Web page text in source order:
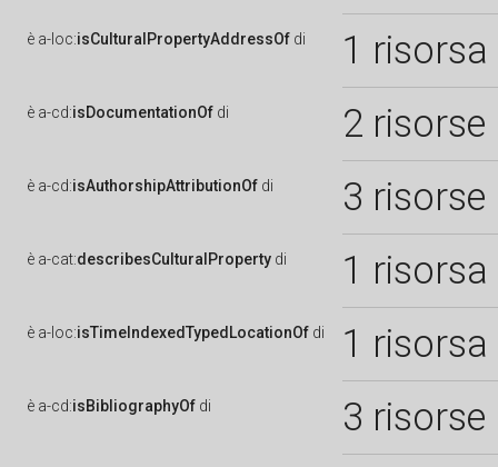
è a-loc:isCulturalPropertyAddressOf di 1 risorsa
è a-cd:isDocumentationOf di 2 risorse
è a-cd:isAuthorshipAttributionOf di 3 risorse
è a-cat:describesCulturalProperty di 1 risorsa
è a-loc:isTimeIndexedTypedLocationOf di 1 risorsa
è a-cd:isBibliographyOf di 3 risorse